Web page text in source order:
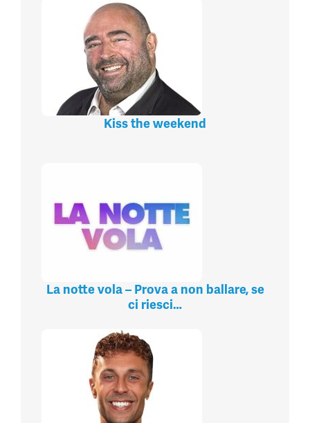
Kiss the weekend
La notte vola – Prova a non ballare, se
ci riesci…